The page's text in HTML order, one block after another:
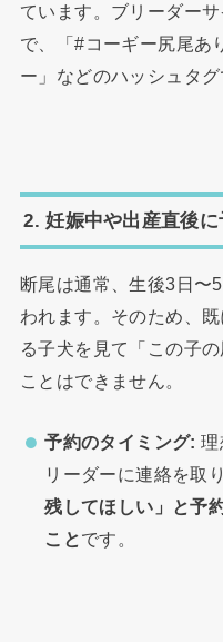
ています。ブリーダー
で、「#コーギー尻尾あ
ー」などのハッシュタ
2. 妊娠中や出産直後
断尾は通常、生後3日〜
われます。そのため、
る子犬を見て「この子
ことはできません。
予約のタイミング: 理
リーダーに連絡を取り
残してほしい」と予
ことです。